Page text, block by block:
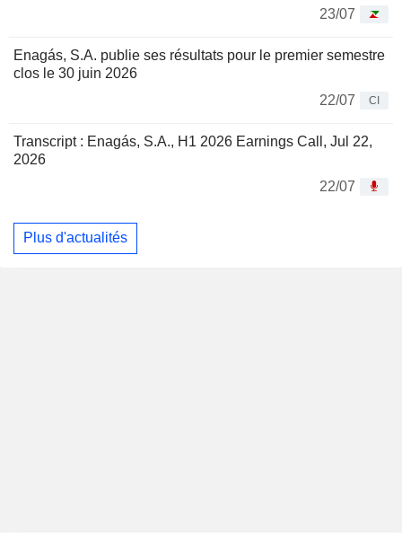
23/07
Enagás, S.A. publie ses résultats pour le premier semestre
clos le 30 juin 2026
22/07
CI
Transcript : Enagás, S.A., H1 2026 Earnings Call, Jul 22,
2026
22/07
Plus d'actualités